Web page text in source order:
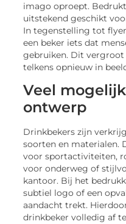
imago oproept.
uitstekend geschikt
In tegenstelling tot
een beker iets dat
gebruiken. Dit
telkens opnieuw in
Veel
ontwerp
Drinkbekers zijn
soorten en materialen.
voor sportactiviteiten,
voor onderweg of
kantoor. Bij het
subtiel logo of een
aandacht trekt.
drinkbeker volledig af